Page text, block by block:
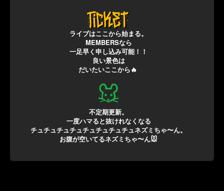
ライブはここから始まる。
MEMBERSなら
一足早く申し込み可能！！
良い景色は
だいたいここから🔥
不定期更新。
一度ハマると抜けれなくなる
チュチュチュチュチュチュチュチュネズミちゃ〜ん。
お腹が空いてるネズミちゃ〜ん🐭